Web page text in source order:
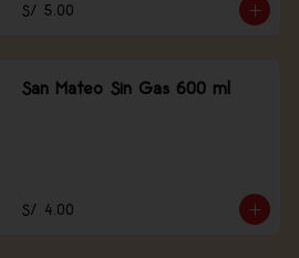
S/ 5.00
San Mateo Sin Gas 600 ml
S/ 4.00